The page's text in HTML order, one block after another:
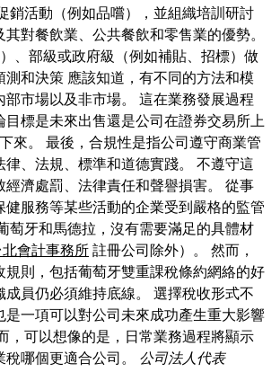
銷活動（例如品嚐），並組織培訓研討
對餐飲業、公共餐飲和零售業的優勢。
、部級或政府級（例如補貼、招標）做
測和決策 應該知道，有不同的方法和模
部市場以及非市場。 這在業務發展過程
目標是未來出售還是公司在證券交易所上
來。 最後，合規性是指公司遵守商業管
律、法規、標準和道德實踐。 不遵守這
經濟處罰、法律責任和聲譽損害。 從事
健服務等某些活動的企業受到嚴格的監管
萄牙和馬德拉，沒有需要滿足的具體材
北會計事務所 註冊公司除外）。 然而，
規則，包括葡萄牙雙重課稅條約網絡的好
成員仍必須維持底線。 選擇稅收形式不
是一項可以對公司未來成功產生重大影響
，可以想像的是，日常業務過程將顯示
哪個更適合公司。 公司法人代表